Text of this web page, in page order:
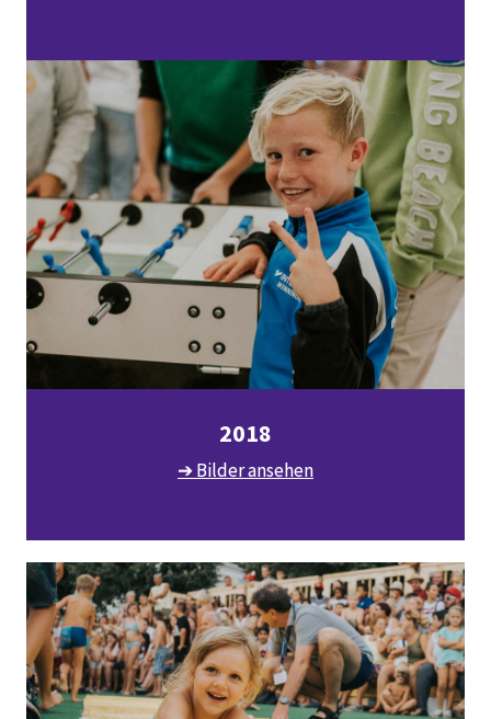
2018
➔ Bilder ansehen